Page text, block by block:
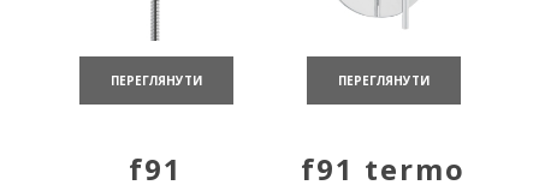
ПЕРЕГЛЯНУТИ ПЕРЕГЛЯНУТИ
f91 f91 termo